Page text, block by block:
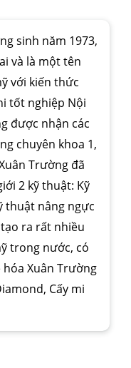
sinh năm 1973,
và là một tên
với kiến thức
tốt nghiệp Nội
được nhận các
chuyên khoa 1,
Trường đã
2 kỹ thuật: Kỹ
thuật nâng ngực
ra rất nhiều
trong nước, có
Xuân Trường
Cấy mi